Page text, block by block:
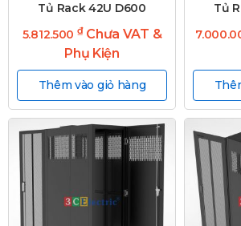
Tủ Rack 42U D600
5.812.500 ₫Chưa VAT &
Phụ Kiện
Thêm vào giỏ hàng
Tủ